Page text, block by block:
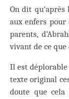
On dit
aux enfers
parents,
vivant de ce
Il est
texte original
doute que cela